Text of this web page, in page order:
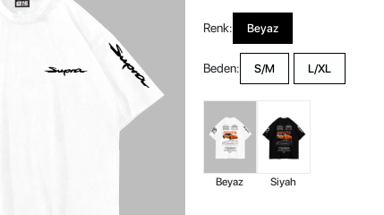
Renk: Beyaz
Beden: S/M L/XL
Beyaz Siyah